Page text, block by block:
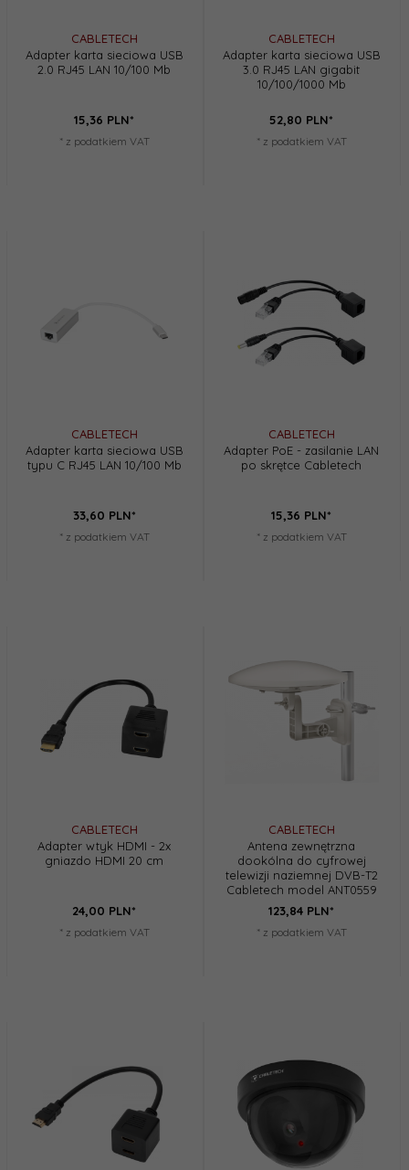
CABLETECH
Adapter karta sieciowa USB
2.0 RJ45 LAN 10/100 Mb
15,36 PLN*
* z podatkiem VAT
CABLETECH
Adapter karta sieciowa USB
3.0 RJ45 LAN gigabit
10/100/1000 Mb
52,80 PLN*
* z podatkiem VAT
CABLETECH
Adapter karta sieciowa USB
typu C RJ45 LAN 10/100 Mb
33,60 PLN*
* z podatkiem VAT
CABLETECH
Adapter PoE - zasilanie LAN
po skrętce Cabletech
15,36 PLN*
* z podatkiem VAT
CABLETECH
Adapter wtyk HDMI - 2x
gniazdo HDMI 20 cm
24,00 PLN*
* z podatkiem VAT
CABLETECH
Antena zewnętrzna
dookólna do cyfrowej
telewizji naziemnej DVB-T2
Cabletech model ANT0559
123,84 PLN*
* z podatkiem VAT